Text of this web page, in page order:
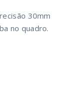
30mm
no quadro.